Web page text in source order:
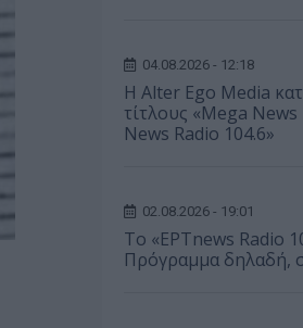
04.08.2026 - 12:18
Η Alter Ego Media
τίτλους «Mega News
News Radio 104.6»
02.08.2026 - 19:01
Το «ΕΡΤnews Radio
Πρόγραμμα δηλαδή,